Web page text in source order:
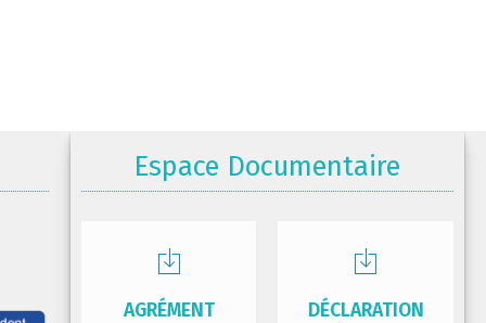
Espace Documentaire
AGRÉMENT
DÉCLARATION